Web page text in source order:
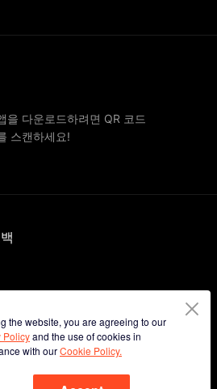
the website, you are agreeing to our
Policyand the use of cookies in
with ourCookie Policy.
을 다운로드하려면 QR 코드
스캔하세요!